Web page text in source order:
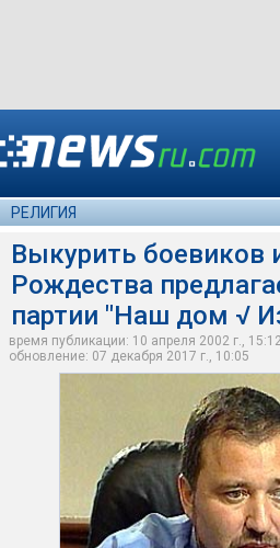
РЕЛИГИЯ
Выкурить боевиков
Рождества
партии "Наш дом √
время публикации: 10 апреля 2002 г.,
обновление: 07 декабря 2017 г., 10:05